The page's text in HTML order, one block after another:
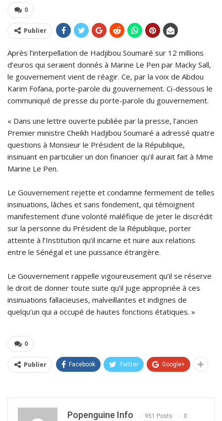
0
Publier
Après l’interpellation de Hadjibou Soumaré sur 12 millions
d’euros qui seraient donnés à Marine Le Pen par Macky Sall,
le gouvernement vient de réagir. Ce, par la voix de Abdou
Karim Fofana, porte-parole du gouvernement. Ci-dessous le
communiqué de presse du porte-parole du gouvernement.
« Dans une lettre ouverte publiée par la presse, l’ancien
Premier ministre Cheikh Hadjibou Soumaré a adressé quatre
questions à Monsieur le Président de la République,
insinuant en particulier un don financier qu’il aurait fait à Mme
Marine Le Pen.
Le Gouvernement rejette et condamne fermement de telles
insinuations, lâches et sans fondement, qui témoignent
manifestement d’une volonté maléfique de jeter le discrédit
sur la personne du Président de la République, porter
atteinte à l’Institution qu’il incarne et nuire aux relations
entre le Sénégal et une puissance étrangère.
Le Gouvernement rappelle vigoureusement qu’il se réserve
le droit de donner toute suite qu’il juge appropriée à ces
insinuations fallacieuses, malveillantes et indignes de
quelqu’un qui a occupé de hautes fonctions étatiques. »
0
Publier Facebook Twitter Google+
Popenguine Info 951 Posts 0